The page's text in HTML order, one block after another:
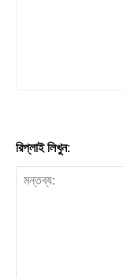
রিপ্লাই লিখুন: